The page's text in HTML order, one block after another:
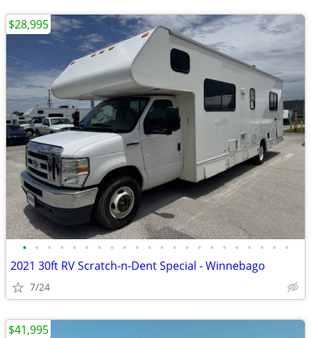
• • • • • • • • • • • • • • • • • • • • • •
2021 30ft RV Scratch-n-Dent Special - Winnebago
7/24
$28,995
$41,995